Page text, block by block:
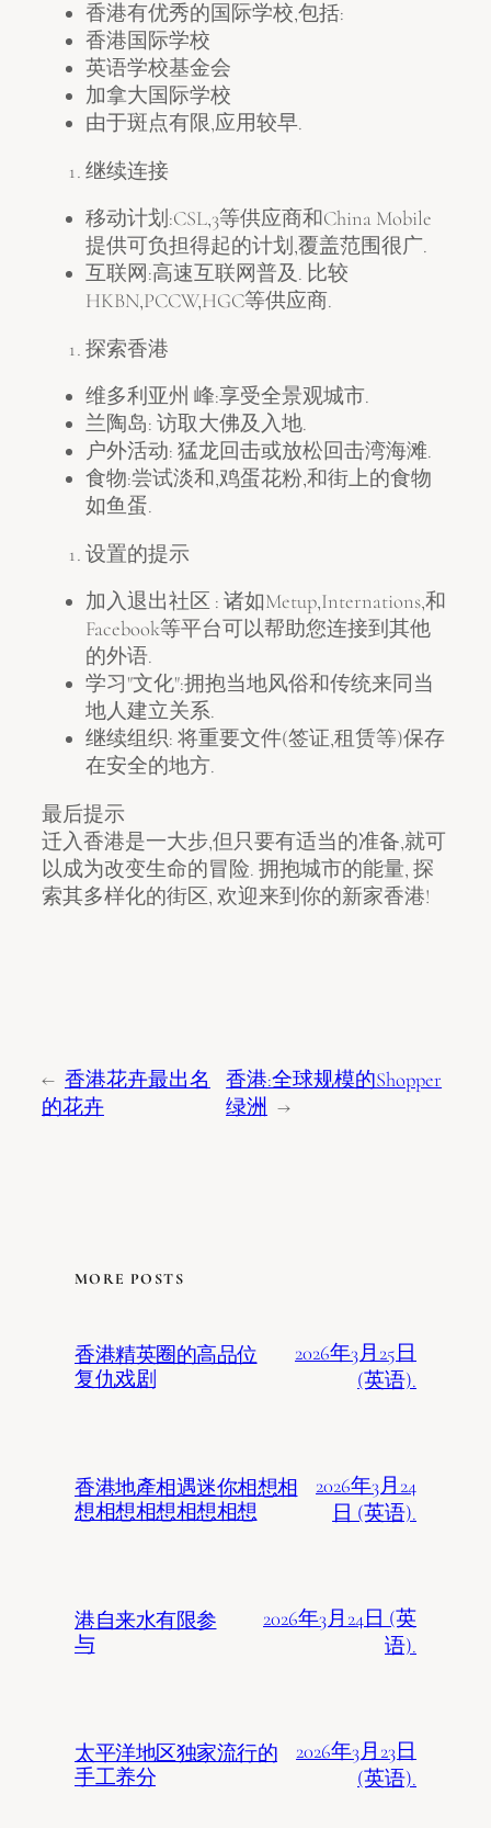
香港有优秀的国际学校,包括:
香港国际学校
英语学校基金会
加拿大国际学校
由于斑点有限,应用较早.
继续连接
移动计划:CSL,3等供应商和China Mobile
提供可负担得起的计划,覆盖范围很广.
互联网:高速互联网普及. 比较
HKBN,PCCW,HGC等供应商.
探索香港
维多利亚州 峰:享受全景观城市.
兰陶岛: 访取大佛及入地.
户外活动: 猛龙回击或放松回击湾海滩.
食物:尝试淡和,鸡蛋花粉,和街上的食物
如鱼蛋.
设置的提示
加入退出社区 : 诸如Metup,Internations,和
Facebook等平台可以帮助您连接到其他
的外语.
学习"文化":拥抱当地风俗和传统来同当
地人建立关系.
继续组织: 将重要文件(签证,租赁等)保存
在安全的地方.
最后提示
迁入香港是一大步,但只要有适当的准备,就可
以成为改变生命的冒险. 拥抱城市的能量, 探
索其多样化的街区, 欢迎来到你的新家香港!
← 香港花卉最出名
的花卉
香港:全球规模的Shopper
绿洲 →
MORE POSTS
香港精英圈的高品位
复仇戏剧
2026年3月25日
(英语).
香港地產相遇迷你相想相
想相想相想相想相想
2026年3月24
日 (英语).
港自来水有限参
与
2026年3月24日 (英
语).
太平洋地区独家流行的
手工养分
2026年3月23日
(英语).